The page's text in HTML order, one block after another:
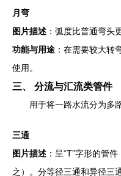
月弯
图片描述 ：弧度比普通弯头
功能与用途 ：在需要较大转
使用。
三、 分流与汇流类管件
用于将一路水流分为多
三通
图片描述 ：呈“T”字形的管
之）。分等径三通和异径三通